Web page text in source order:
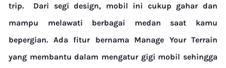
trip.
Dari segi design, mobil ini cukup gahar dan
mampu melawati berbagai medan saat kamu
bepergian. Ada fitur bernama Manage Your Terrain
yang membantu dalam mengatur gigi mobil sehingga